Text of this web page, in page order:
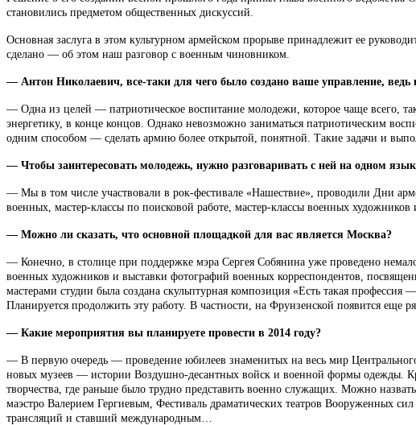
становились предметом общественных дискуссий.
Основная заслуга в этом культурном армейском прорыве принадлежит ее
сделано — об этом наш разговор с военным чиновником.
— Антон Николаевич, все-таки для чего было создано ваше управление,
— Одна из целей — патриотическое воспитание молодежи, которое чаще всего,
энергетику, в конце концов. Однако невозможно заниматься патриотическим
одним способом — сделать армию более открытой, понятной. Такие задачи и
— Чтобы заинтересовать молодежь, нужно разговаривать с ней на одном
— Мы в том числе участвовали в рок-фестивале «Нашествие», проводили Дни
военных, мастер-классы по поисковой работе, мастер-классы военных
— Можно ли сказать, что основной площадкой для вас является Москва?
— Конечно, в столице при поддержке мэра Сергея Собянина уже проведено
военных художников и выставки фотографий военных корреспондентов,
мастерами студии была создана скульптурная композиция «Есть такая
Планируется продолжить эту работу. В частности, на Фрунзенской появится
— Какие мероприятия вы планируете провести в 2014 году?
— В первую очередь — проведение юбилеев знаменитых на весь мир
новых музеев — истории Воздушно-десантных войск и военной формы одежды.
творчества, где раньше было трудно представить военно служащих. Можно
маэстро Валерием Гергиевым, Фестиваль драматических театров Вооруженных сил
трансляций и ставший международным…